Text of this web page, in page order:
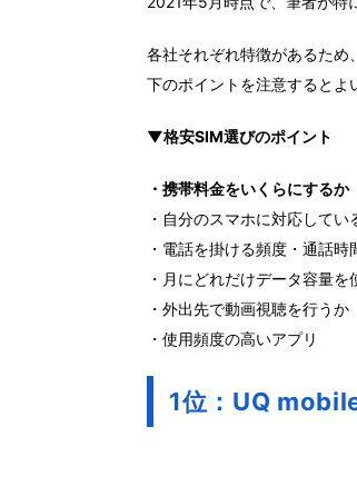
各社それぞれ特徴があるため
下のポイントを注意するとよ
▼格安SIM選びのポイント
・携帯料金をいくらにするか
・自分のスマホに対応してい
・電話を掛ける頻度・通話時
・月にどれだけデータ容量を
・外出先で動画視聴を行うか
・使用頻度の高いアプリ
1位：UQ